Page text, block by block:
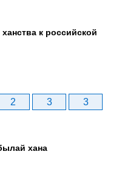
к российской
2 3
3
хана